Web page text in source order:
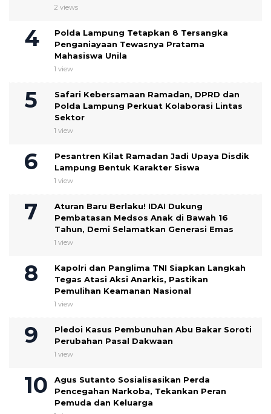
2 views
Polda Lampung Tetapkan 8 Tersangka
Penganiayaan Tewasnya Pratama
Mahasiswa Unila
1 view
Safari Kebersamaan Ramadan, DPRD dan
Polda Lampung Perkuat Kolaborasi Lintas
Sektor
1 view
Pesantren Kilat Ramadan Jadi Upaya Disdik
Lampung Bentuk Karakter Siswa
1 view
Aturan Baru Berlaku! IDAI Dukung
Pembatasan Medsos Anak di Bawah 16
Tahun, Demi Selamatkan Generasi Emas
1 view
Kapolri dan Panglima TNI Siapkan Langkah
Tegas Atasi Aksi Anarkis, Pastikan
Pemulihan Keamanan Nasional
1 view
Pledoi Kasus Pembunuhan Abu Bakar Soroti
Perubahan Pasal Dakwaan
1 view
Agus Sutanto Sosialisasikan Perda
Pencegahan Narkoba, Tekankan Peran
Pemuda dan Keluarga